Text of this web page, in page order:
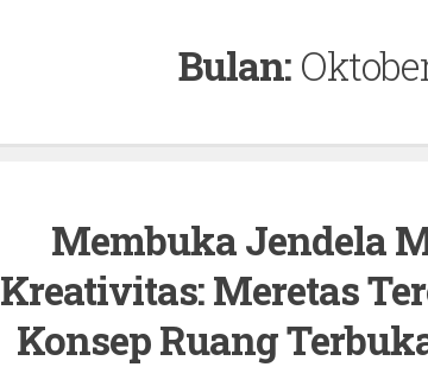
Bulan:
Membuka Jendela
Kreativitas: Meretas
Konsep Ruang